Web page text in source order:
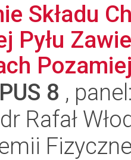
Składu
Pyłu
8 ,
Rafał